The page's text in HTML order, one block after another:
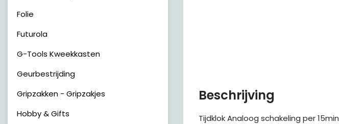
Beschrijving
Tijdklok Analoog schakeling per 15min
Folie
Futurola
G-Tools Kweekkasten
Geurbestrijding
Gripzakken - Gripzakjes
Hobby & Gifts